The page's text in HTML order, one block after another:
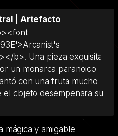
Artefacto
b>. Una pieza exquisita
un monarca paranoico
con una fruta mucho
el objeto desempeñara su
mágica y amigable